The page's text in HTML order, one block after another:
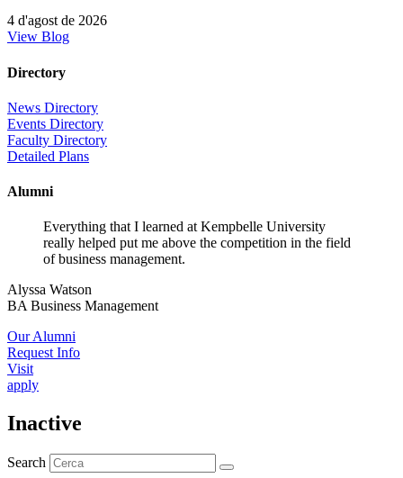
4 d'agost de 2026
View Blog
Directory
News Directory
Events Directory
Faculty Directory
Detailed Plans
Alumni
Everything that I learned at Kempbelle University
really helped put me above the competition in the field
of business management.
Alyssa Watson
BA Business Management
Our Alumni
Request Info
Visit
apply
Inactive
Search